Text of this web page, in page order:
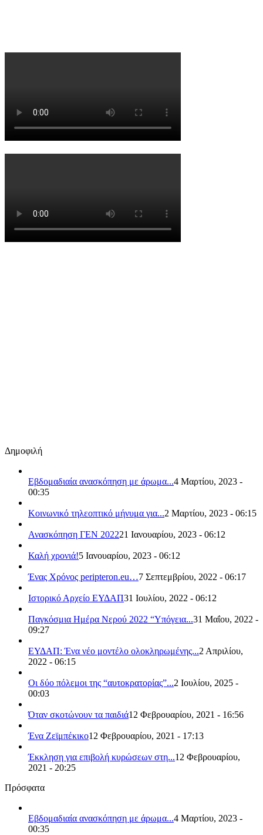
Δημοφιλή
Εβδομαδιαία ανασκόπηση με άρωμα...4 Μαρτίου, 2023 -
00:35
Κοινωνικό τηλεοπτικό μήνυμα για...2 Μαρτίου, 2023 - 06:15
Ανασκόπηση ΓΕΝ 202221 Ιανουαρίου, 2023 - 06:12
Καλή χρονιά!5 Ιανουαρίου, 2023 - 06:12
Ένας Χρόνος peripteron.eu…7 Σεπτεμβρίου, 2022 - 06:17
Ιστορικό Αρχείο ΕΥΔΑΠ31 Ιουλίου, 2022 - 06:12
Παγκόσμια Ημέρα Νερού 2022 “Υπόγεια...31 Μαΐου, 2022 -
09:27
ΕΥΔΑΠ: Ένα νέο μοντέλο ολοκληρωμένης...2 Απριλίου,
2022 - 06:15
Οι δύο πόλεμοι της “αυτοκρατορίας”...2 Ιουλίου, 2025 -
00:03
Όταν σκοτώνουν τα παιδιά12 Φεβρουαρίου, 2021 - 16:56
Ένα Ζεϊμπέκικο12 Φεβρουαρίου, 2021 - 17:13
Έκκληση για επιβολή κυρώσεων στη...12 Φεβρουαρίου,
2021 - 20:25
Πρόσφατα
Εβδομαδιαία ανασκόπηση με άρωμα...4 Μαρτίου, 2023 -
00:35